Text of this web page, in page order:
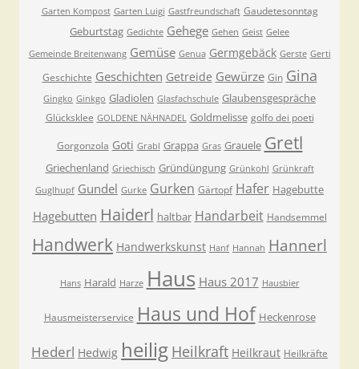
Garten Kompost Garten Luigi Gastfreundschaft Gaudetesonntag
Geburtstag Gedichte Gehege Gehen Geist Gelee
Gemeinde Breitenwang Gemüse Genua Germgebäck Gerste Gerti
Geschichte Geschichten Getreide Gewürze Gin Gina
Gingko Ginkgo Gladiolen Glasfachschule Glaubensgespräche
Glücksklee GOLDENE NÄHNADEL Goldmelisse golfo dei poeti
Gorgonzola Goti Grabl Grappa Gras Grauele Gretl
Griechenland Griechisch Gründüngung Grünkohl Grünkraft
Guglhupf Gundel Gurke Gurken Gärtopf Hafer Hagebutte
Hagebutten Haiderl haltbar Handarbeit Handsemmel
Handwerk Handwerkskunst Hanf Hannah Hannerl
Hans Harald Harze Haus Haus 2017 Hausbier
Hausmeisterservice Haus und Hof Heckenrose
Hederl Hedwig heilig Heilkraft Heilkraut Heilkräfte